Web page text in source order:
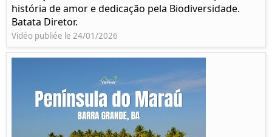
história de amor e dedicação pela Biodiversidade.
Batata Diretor.
Vidéo publiée le 24/01/2026